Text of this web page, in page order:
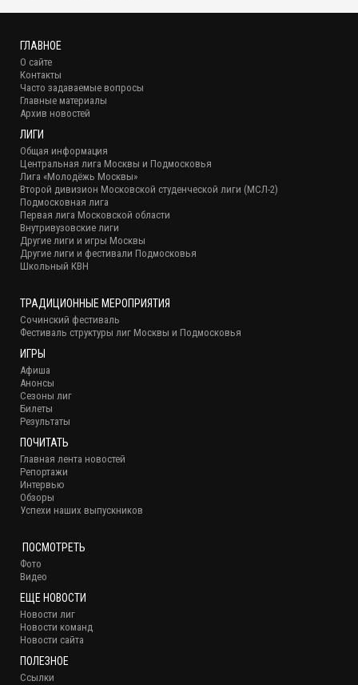
ГЛАВНОЕ
О сайте
Контакты
Часто задаваемые вопросы
Главные материалы
Архив новостей
ЛИГИ
Общая информация
Центральная лига Москвы и Подмосковья
Лига «Молодёжь Москвы»
Второй дивизион Московской студенческой лиги (МСЛ-2)
Подмосковная лига
Первая лига Московской области
Внутривузовские лиги
Другие лиги и игры Москвы
Другие лиги и фестивали Подмосковья
Школьный КВН
ТРАДИЦИОННЫЕ МЕРОПРИЯТИЯ
Сочинский фестиваль
Фестиваль структуры лиг Москвы и Подмосковья
ИГРЫ
Афиша
Анонсы
Сезоны лиг
Билеты
Результаты
ПОЧИТАТЬ
Главная лента новостей
Репортажи
Интервью
Обзоры
Успехи наших выпускников
ПОСМОТРЕТЬ
Фото
Видео
ЕЩЕ НОВОСТИ
Новости лиг
Новости команд
Новости сайта
ПОЛЕЗНОЕ
Ссылки